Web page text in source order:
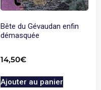
Bête du Gévaudan enfin
démasquée
14,50€
Ajouter au panier